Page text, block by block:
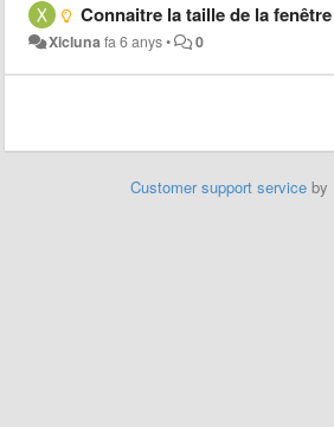
Connaitre la taille de la
Xiclunafa 6 anys• 0
Customer support service by